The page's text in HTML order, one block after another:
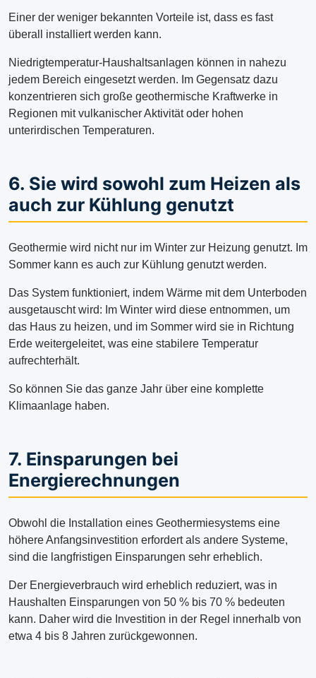
Einer der weniger bekannten Vorteile ist, dass es fast
überall installiert werden kann.
Niedrigtemperatur-Haushaltsanlagen können in nahezu
jedem Bereich eingesetzt werden. Im Gegensatz dazu
konzentrieren sich große geothermische Kraftwerke in
Regionen mit vulkanischer Aktivität oder hohen
unterirdischen Temperaturen.
6. Sie wird sowohl zum Heizen als
auch zur Kühlung genutzt
Geothermie wird nicht nur im Winter zur Heizung genutzt. Im
Sommer kann es auch zur Kühlung genutzt werden.
Das System funktioniert, indem Wärme mit dem Unterboden
ausgetauscht wird: Im Winter wird diese entnommen, um
das Haus zu heizen, und im Sommer wird sie in Richtung
Erde weitergeleitet, was eine stabilere Temperatur
aufrechterhält.
So können Sie das ganze Jahr über eine komplette
Klimaanlage haben.
7. Einsparungen bei
Energierechnungen
Obwohl die Installation eines Geothermiesystems eine
höhere Anfangsinvestition erfordert als andere Systeme,
sind die langfristigen Einsparungen sehr erheblich.
Der Energieverbrauch wird erheblich reduziert, was in
Haushalten Einsparungen von 50 % bis 70 % bedeuten
kann. Daher wird die Investition in der Regel innerhalb von
etwa 4 bis 8 Jahren zurückgewonnen.